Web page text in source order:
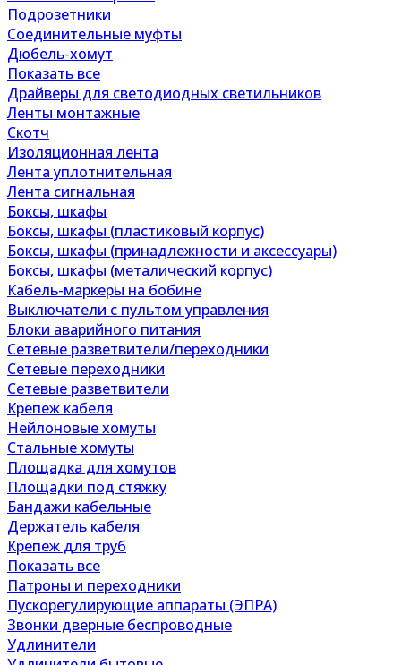
Подрозетники
Соединительные муфты
Дюбель-хомут
Показать все
Драйверы для светодиодных светильников
Ленты монтажные
Скотч
Изоляционная лента
Лента уплотнительная
Лента сигнальная
Боксы, шкафы
Боксы, шкафы (пластиковый корпус)
Боксы, шкафы (принадлежности и аксессуары)
Боксы, шкафы (металический корпус)
Кабель-маркеры на бобине
Выключатели с пультом управления
Блоки аварийного питания
Сетевые разветвители/переходники
Сетевые переходники
Сетевые разветвители
Крепеж кабеля
Нейлоновые хомуты
Стальные хомуты
Площадка для хомутов
Площадки под стяжку
Бандажи кабельные
Держатель кабеля
Крепеж для труб
Показать все
Патроны и переходники
Пускорегулирующие аппараты (ЭПРА)
Звонки дверные беспроводные
Удлинители